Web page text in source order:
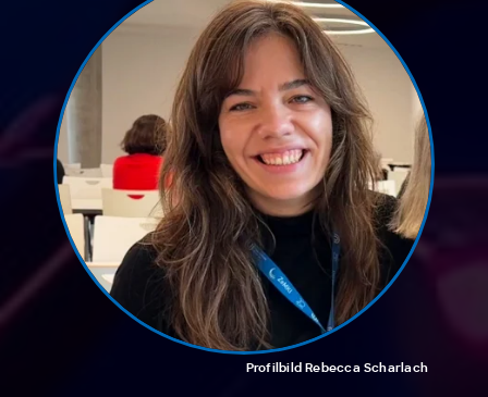
Profilbild Rebecca Scharlach